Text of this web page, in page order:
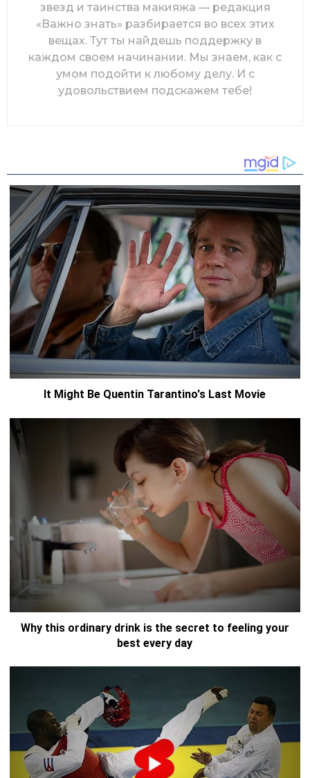
звезд и таинства макияжа — редакция
«Важно знать» разбирается во всех этих
вещах. Тут ты найдешь поддержку в
каждом своем начинании. Мы знаем, как с
умом подойти к любому делу. И с
удовольствием подскажем тебе!